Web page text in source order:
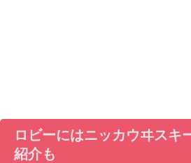
ロビーにはニッカウヰスキ
紹介も